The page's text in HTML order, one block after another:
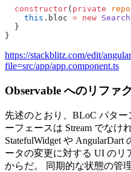
  constructor
( private
    this
.bloc = new
  }
}
https://stackblitz.com/edit/
file=src/app/app.component.ts
Observable へのリファ
先述のとおり、BLoC パタ
ーフェースは Stream でなけ
StatefulWidget や AngularDart
ータの変更に対する UI のリ
からだ。 同期的な状態の管